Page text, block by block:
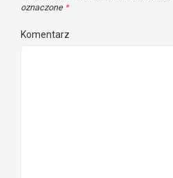
oznaczone *
Komentarz